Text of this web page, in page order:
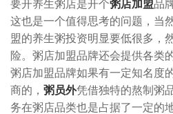
要开养生粥店是开个粥店加盟品
这也是一个值得思考的问题，当
盟的养生粥投资明显要低很多，
险。 粥店加盟品牌还会提供各类
粥店加盟品牌如果有一定知名度
商的， 粥员外凭借独特的熬制粥
务在粥店品类也是占据了一定的